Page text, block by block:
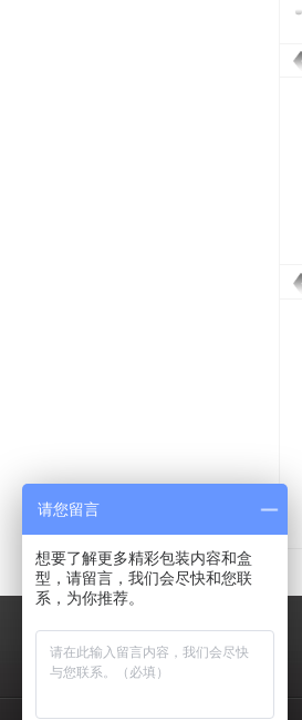
请您留言
想要了解更多精彩包装内容和盒
型，请留言，我们会尽快和您联
系，为你推荐。